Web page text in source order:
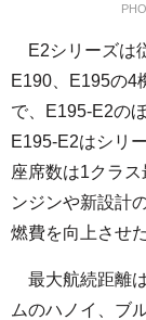
E2シリーズは
E190、E195の4
で、E195-E2の
E195-E2はシリ
座席数は1クラ
ンジンや新設計
燃費を向上させた
最大航続距離
ムのハノイ、ブ